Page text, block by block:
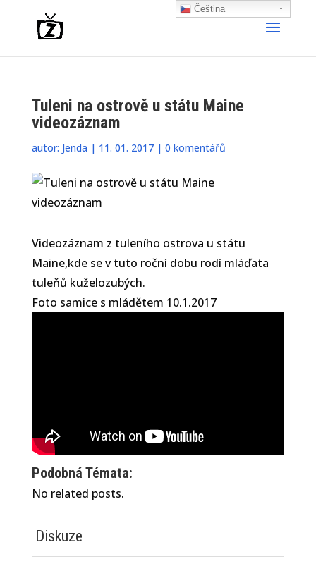
Tuleni na ostrově u státu Maine
videozáznam
autor: Jenda| 11. 01. 2017| 0 komentářů
Videozáznam z tuleního ostrova u státu
Maine,kde se v tuto roční dobu rodí mláďata
tuleňů kuželozubých.
Foto samice s mládětem 10.1.2017
Podobná Témata:
No related posts.
Diskuze
Čeština‎